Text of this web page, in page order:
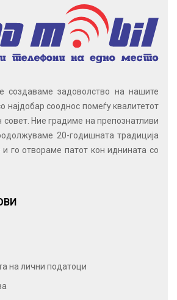
создаваме задоволство на нашите
најдобар сооднос помеѓу квалитетот
Ние градиме на препознатливи
20-годишната традиција
го отвораме патот кон иднината со
на лични податоци